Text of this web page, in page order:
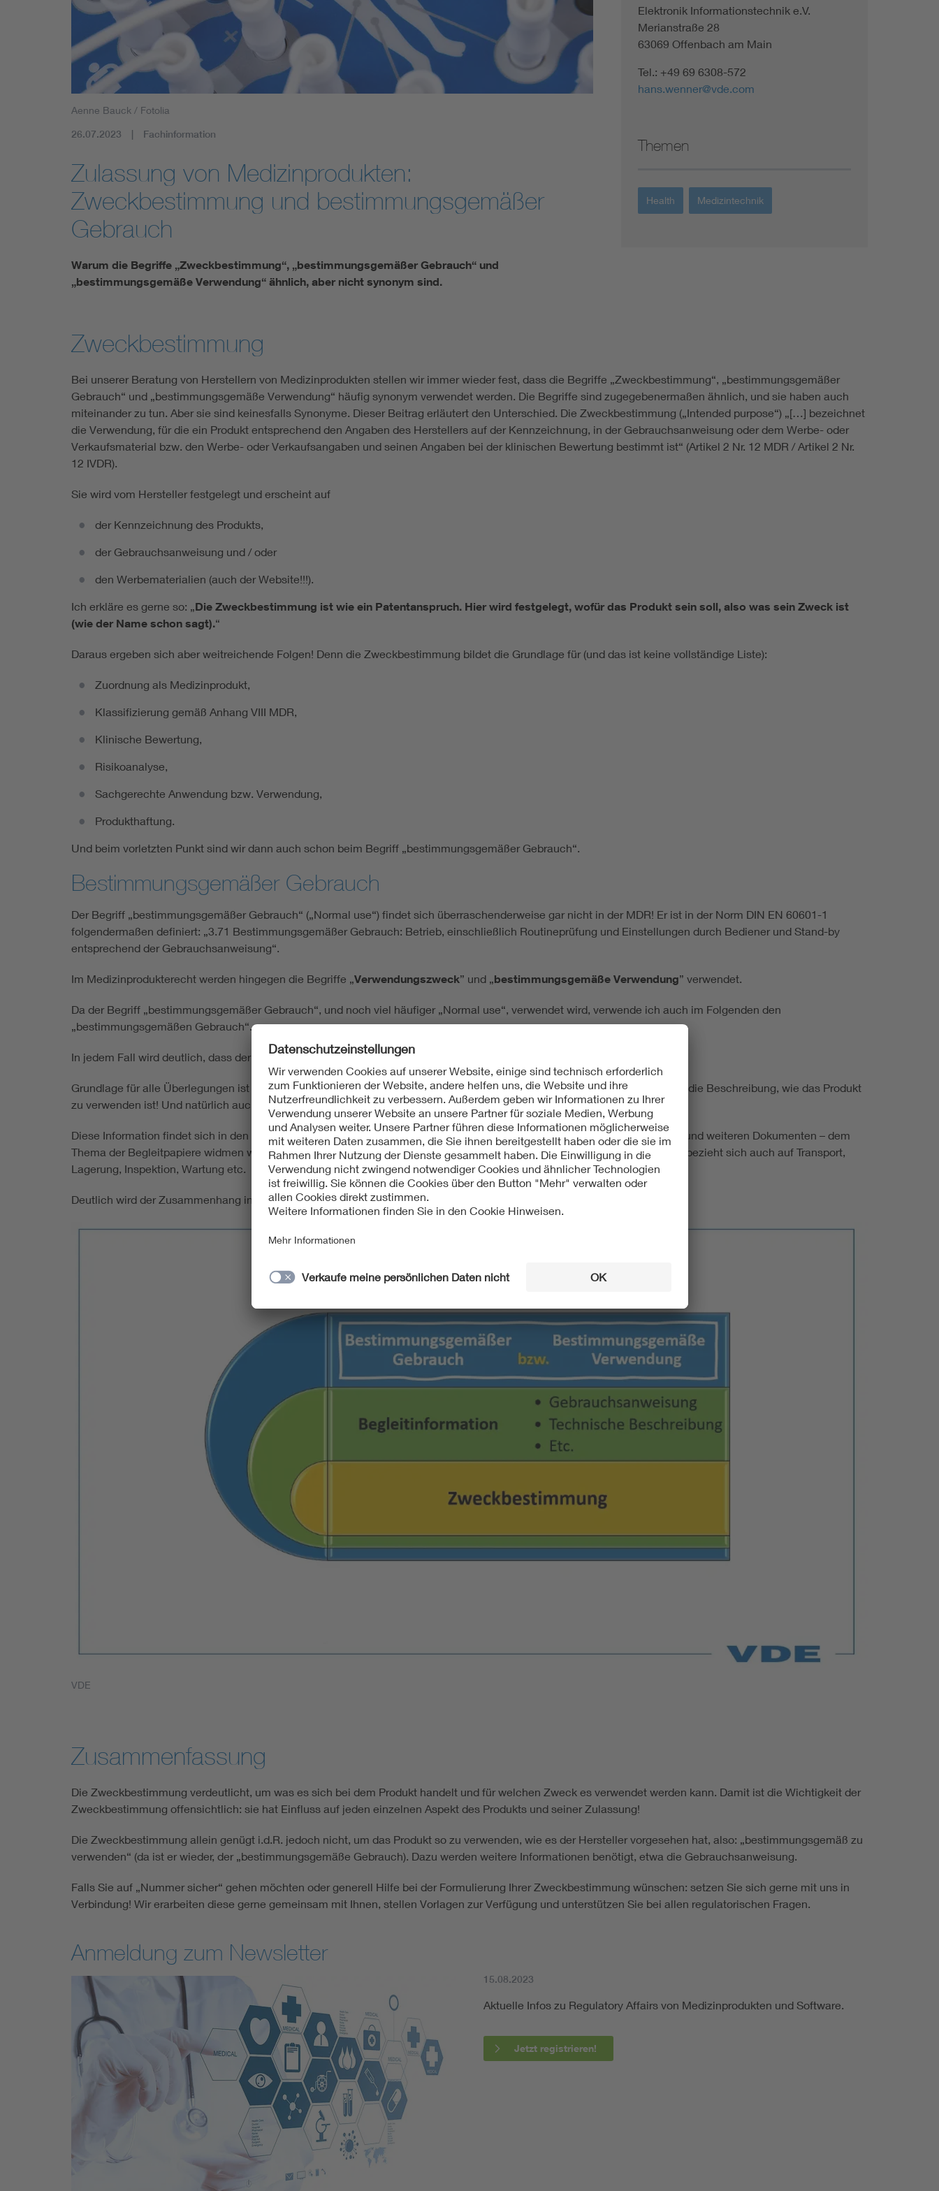
Mobility
Standards
Energy storage
Functional safety
Renewable energies
Environmental Protection
Aenne Bauck / Fotolia
26.07.2023 Fachinformation
Zulassung von Medizinprodukten:
Zweckbestimmung und bestimmungsgemäßer
Gebrauch
Warum die Begriffe „Zweckbestimmung“, „bestimmungsgemäßer Gebrauch“ und
„bestimmungsgemäße Verwendung“ ähnlich, aber nicht synonym sind.
Elektronik Informationstechnik e.V.
Merianstraße 28
63069 Offenbach am Main
Tel.: +49 69 6308-572
hans.wenner@vde.com
Themen
Health Medizintechnik
Zweckbestimmung
Bei unserer Beratung von Herstellern von Medizinprodukten stellen wir immer wieder fest, dass die Begriffe „Zweckbestimmung“, „bestimmungsgemäßer
Gebrauch“ und „bestimmungsgemäße Verwendung“ häufig synonym verwendet werden. Die Begriffe sind zugegebenermaßen ähnlich, und sie haben auch
miteinander zu tun. Aber sie sind keinesfalls Synonyme. Dieser Beitrag erläutert den Unterschied. Die Zweckbestimmung („Intended purpose“) „[…] bezeichnet
die Verwendung, für die ein Produkt entsprechend den Angaben des Herstellers auf der Kennzeichnung, in der Gebrauchsanweisung oder dem Werbe- oder
Verkaufsmaterial bzw. den Werbe- oder Verkaufsangaben und seinen Angaben bei der klinischen Bewertung bestimmt ist“ (Artikel 2 Nr. 12 MDR / Artikel 2 Nr.
12 IVDR).
Sie wird vom Hersteller festgelegt und erscheint auf
der Kennzeichnung des Produkts,
der Gebrauchsanweisung und / oder
den Werbematerialien (auch der Website!!!).
Ich erkläre es gerne so: „Die Zweckbestimmung ist wie ein Patentanspruch. Hier wird festgelegt, wofür das Produkt sein soll, also was sein Zweck ist
(wie der Name schon sagt).“
Daraus ergeben sich aber weitreichende Folgen! Denn die Zweckbestimmung bildet die Grundlage für (und das ist keine vollständige Liste):
Zuordnung als Medizinprodukt,
Klassifizierung gemäß Anhang VIII MDR,
Klinische Bewertung,
Risikoanalyse,
Sachgerechte Anwendung bzw. Verwendung,
Produkthaftung.
Und beim vorletzten Punkt sind wir dann auch schon beim Begriff „bestimmungsgemäßer Gebrauch“.
Bestimmungsgemäßer Gebrauch
Der Begriff „bestimmungsgemäßer Gebrauch“ („Normal use“) findet sich überraschenderweise gar nicht in der MDR! Er ist in der Norm DIN EN 60601-1
folgendermaßen definiert: „3.71 Bestimmungsgemäßer Gebrauch: Betrieb, einschließlich Routineprüfung und Einstellungen durch Bediener und Stand-by
entsprechend der Gebrauchsanweisung“.
Im Medizinprodukterecht werden hingegen die Begriffe „Verwendungszweck” und „bestimmungsgemäße Verwendung” verwendet.
Da der Begriff „bestimmungsgemäßer Gebrauch“, und noch viel häufiger „Normal use“, verwendet wird, verwende ich auch im Folgenden den
„bestimmungsgemäßen Gebrauch“.
In jedem Fall wird deutlich, dass der „bestimmungsgemäße Gebrauch“
Grundlage für alle Überlegungen ist die Zweckbestimmung. Der „bestimmungsgemäße Gebrauch“ umfasst darüber hinaus die Beschreibung, wie das Produkt
zu verwenden ist! Und natürlich auch, wie das Produktnichtzu verwenden ist!
Diese Information findet sich in den Begleitpapieren, gemeinhin der Gebrauchsanweisung, der Technischen Beschreibung und weiteren Dokumenten – dem
Thema der Begleitpapiere widmen wir uns in einem weiteren Beitrag. Beachten Sie: der „bestimmungsgemäße Gebrauch“ bezieht sich auch auf Transport,
Lagerung, Inspektion, Wartung etc.
Deutlich wird der Zusammenhang in der folgenden Grafik.
VDE
Zusammenfassung
Die Zweckbestimmung verdeutlicht, um was es sich bei dem Produkt handelt und für welchen Zweck es verwendet werden kann. Damit ist die Wichtigkeit der
Zweckbestimmung offensichtlich: sie hat Einfluss auf jeden einzelnen Aspekt des Produkts und seiner Zulassung!
Die Zweckbestimmung allein genügt i.d.R. jedoch nicht, um das Produkt so zu verwenden, wie es der Hersteller vorgesehen hat, also: „bestimmungsgemäß zu
verwenden“ (da ist er wieder, der „bestimmungsgemäße Gebrauch). Dazu werden weitere Informationen benötigt, etwa die Gebrauchsanweisung.
Falls Sie auf „Nummer sicher“ gehen möchten oder generell Hilfe bei der Formulierung Ihrer Zweckbestimmung wünschen: setzen Sie sich gerne mit uns in
Verbindung! Wir erarbeiten diese gerne gemeinsam mit Ihnen, stellen Vorlagen zur Verfügung und unterstützen Sie bei allen regulatorischen Fragen.
Anmeldung zum Newsletter
15.08.2023
Aktuelle Infos zu Regulatory Affairs von Medizinprodukten und Software.
Jetzt registrieren!